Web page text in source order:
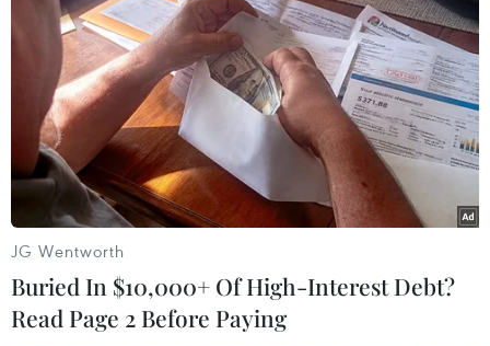
Ông nhấn mạnh Liên hợp quốc kịch liệt lên án
những cuộc tấn công này và chia sẻ sự mất mát
với gia đình các nạn nhân và Chính phủ
Mozambique.
[Quan chức Mỹ quan ngại trước hoạt động
của IS ở Mozambique]
trên thực địa để hỗ trợ những người bị ảnh
hưởng trong các vụ tấn công này, trong khi hỗ
JG Wentworth
Buried In $10,000+ Of High-Interest Debt?
Read Page 2 Before Paying